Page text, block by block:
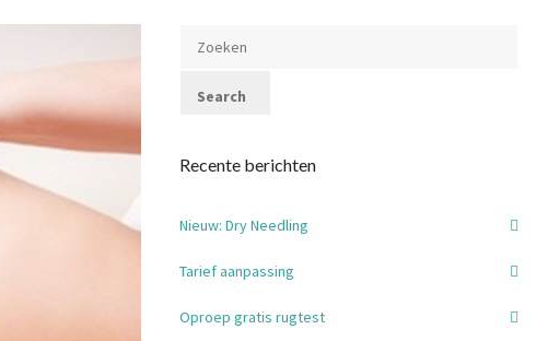
Recente berichten
Nieuw: Dry Needling
Tarief aanpassing
Oproep gratis rugtest